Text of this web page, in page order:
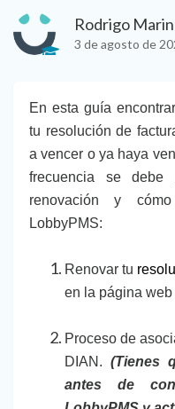
Rodrigo Marin
3 de agosto de
En esta guía
tu resolución de
a vencer o ya haya
frecuencia se
renovación y
LobbyPMS:
Renovar tu
en la página web
Proceso de
DIAN. (Tienes
antes de